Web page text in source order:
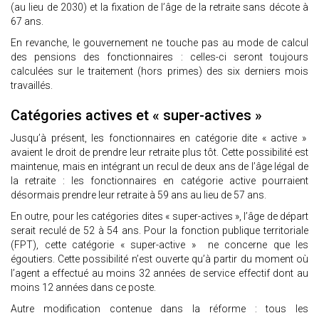
(au lieu de 2030) et la fixation de l’âge de la retraite sans décote à
67 ans.
En revanche, le gouvernement ne touche pas au mode de calcul
des pensions des fonctionnaires : celles-ci seront toujours
calculées sur le traitement (hors primes) des six derniers mois
travaillés.
Catégories actives et « super-actives »
Jusqu’à présent, les fonctionnaires en catégorie dite « active »
avaient le droit de prendre leur retraite plus tôt. Cette possibilité est
maintenue, mais en intégrant un recul de deux ans de l’âge légal de
la retraite : les fonctionnaires en catégorie active pourraient
désormais prendre leur retraite à 59 ans au lieu de 57 ans.
En outre, pour les catégories dites « super-actives », l’âge de départ
serait reculé de 52 à 54 ans. Pour la fonction publique territoriale
(FPT), cette catégorie « super-active » ne concerne que les
égoutiers. Cette possibilité n’est ouverte qu’à partir du moment où
l’agent a effectué au moins 32 années de service effectif dont au
moins 12 années dans ce poste.
Autre modification contenue dans la réforme : tous les